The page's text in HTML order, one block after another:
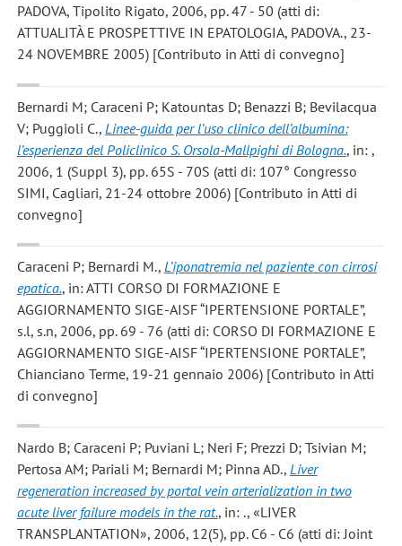
PADOVA, Tipolito Rigato, 2006, pp. 47 - 50 (atti di:
ATTUALITÀ E PROSPETTIVE IN EPATOLOGIA, PADOVA., 23-
24 NOVEMBRE 2005) [Contributo in Atti di convegno]
Bernardi M; Caraceni P; Katountas D; Benazzi B; Bevilacqua
V; Puggioli C., Linee-guida per l’uso clinico dell’albumina:
l’esperienza del Policlinico S. Orsola-Mallpighi di Bologna., in: ,
2006, 1 (Suppl 3), pp. 65S - 70S (atti di: 107° Congresso
SIMI, Cagliari, 21-24 ottobre 2006) [Contributo in Atti di
convegno]
Caraceni P; Bernardi M., L’iponatremia nel paziente con cirrosi
epatica., in: ATTI CORSO DI FORMAZIONE E
AGGIORNAMENTO SIGE-AISF “IPERTENSIONE PORTALE”,
s.l, s.n, 2006, pp. 69 - 76 (atti di: CORSO DI FORMAZIONE E
AGGIORNAMENTO SIGE-AISF “IPERTENSIONE PORTALE”,
Chianciano Terme, 19-21 gennaio 2006) [Contributo in Atti
di convegno]
Nardo B; Caraceni P; Puviani L; Neri F; Prezzi D; Tsivian M;
Pertosa AM; Pariali M; Bernardi M; Pinna AD., Liver
regeneration increased by portal vein arterialization in two
acute liver failure models in the rat., in: ., «LIVER
TRANSPLANTATION», 2006, 12(5), pp. C6 - C6 (atti di: Joint